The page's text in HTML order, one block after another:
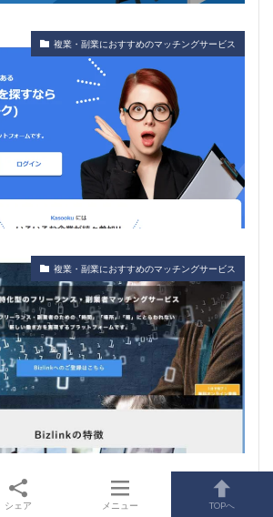
複業・副業におすすめのマッチングサービス
複業・副業におすすめのマッチングサービス
シェア メニュー TOPへ